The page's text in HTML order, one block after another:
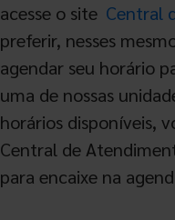
acesse o site Central
preferir, nesses
agendar seu horário
uma de nossas
horários disponíveis,
Central de
para encaixe na